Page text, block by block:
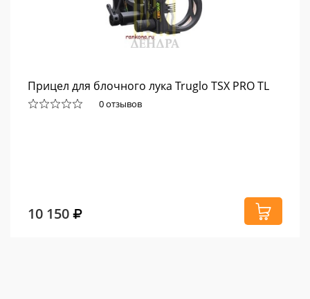
Прицел для блочного лука Truglo TSX PRO TL
0 отзывов
10 150